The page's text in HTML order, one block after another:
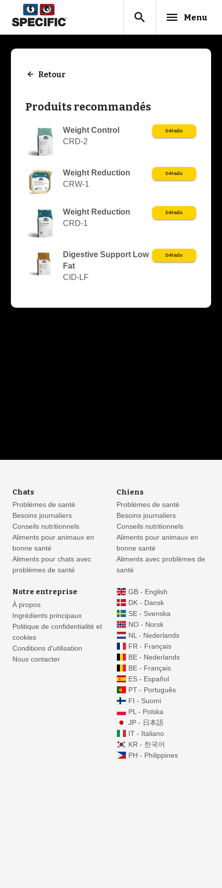
search menu Menu
Retour
Produits recommandés
Weight Control
CRD-2
Détails
Weight Reduction
CRW-1
Détails
Weight Reduction
CRD-1
Détails
Digestive Support Low
Fat
CID-LF
Détails
Chats
Problèmes de santé
Besoins journaliers
Conseils nutritionnels
Aliments pour animaux en
bonne santé
Aliments pour chats avec
problèmes de santé
Chiens
Problèmes de santé
Besoins journaliers
Conseils nutritionnels
Aliments pour animaux en
bonne santé
Aliments avec problèmes de
santé
Notre entreprise
À propos
Ingrédients principaux
Politique de confidentialité et
cookies
Conditions d'utilisation
Nous contacter
GB - English
DK - Dansk
SE - Svenska
NO - Norsk
NL - Nederlands
FR - Français
BE - Nederlands
BE - Français
ES - Español
PT - Português
FI - Suomi
PL - Polska
JP - 日本語
IT - Italiano
KR - 한국어
PH - Philippines